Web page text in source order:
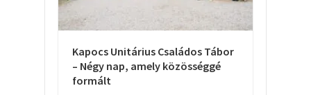
Kapocs Unitárius Családos Tábor
– Négy nap, amely közösséggé
formált